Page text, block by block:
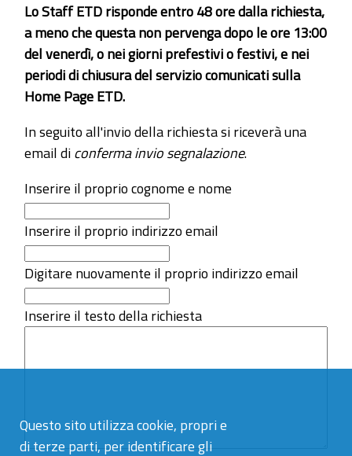
Questo sito utilizza cookie, propri e
di terze parti, per identificare gli
Lo Staff ETD risponde entro 48 ore dalla richiesta,
a meno che questa non pervenga dopo le ore 13:00
del venerdì, o nei giorni prefestivi o festivi, e nei
periodi di chiusura del servizio comunicati sulla
Home Page ETD.
In seguito all'invio della richiesta si riceverà una
email diconferma invio segnalazione.
Inserire il proprio cognome e nome
Inserire il proprio indirizzo email
Digitare nuovamente il proprio indirizzo email
Inserire il testo della richiesta